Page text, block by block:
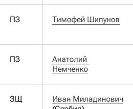
ПЗ Тимофей Шипунов
ПЗ
Анатолий
Немченко
ЗЩ
Иван Миладинович